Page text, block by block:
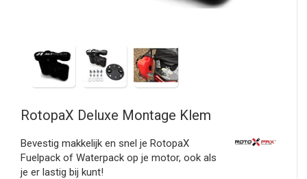
RotopaX Deluxe Montage Klem
Bevestig makkelijk en snel je RotopaX
Fuelpack of Waterpack op je motor, ook als
je er lastig bij kunt!